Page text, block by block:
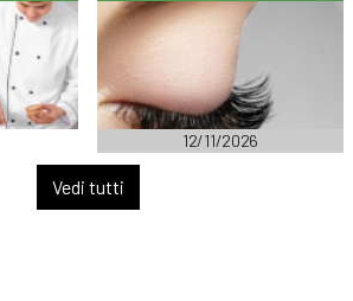
12/11/2026
Vedi tutti